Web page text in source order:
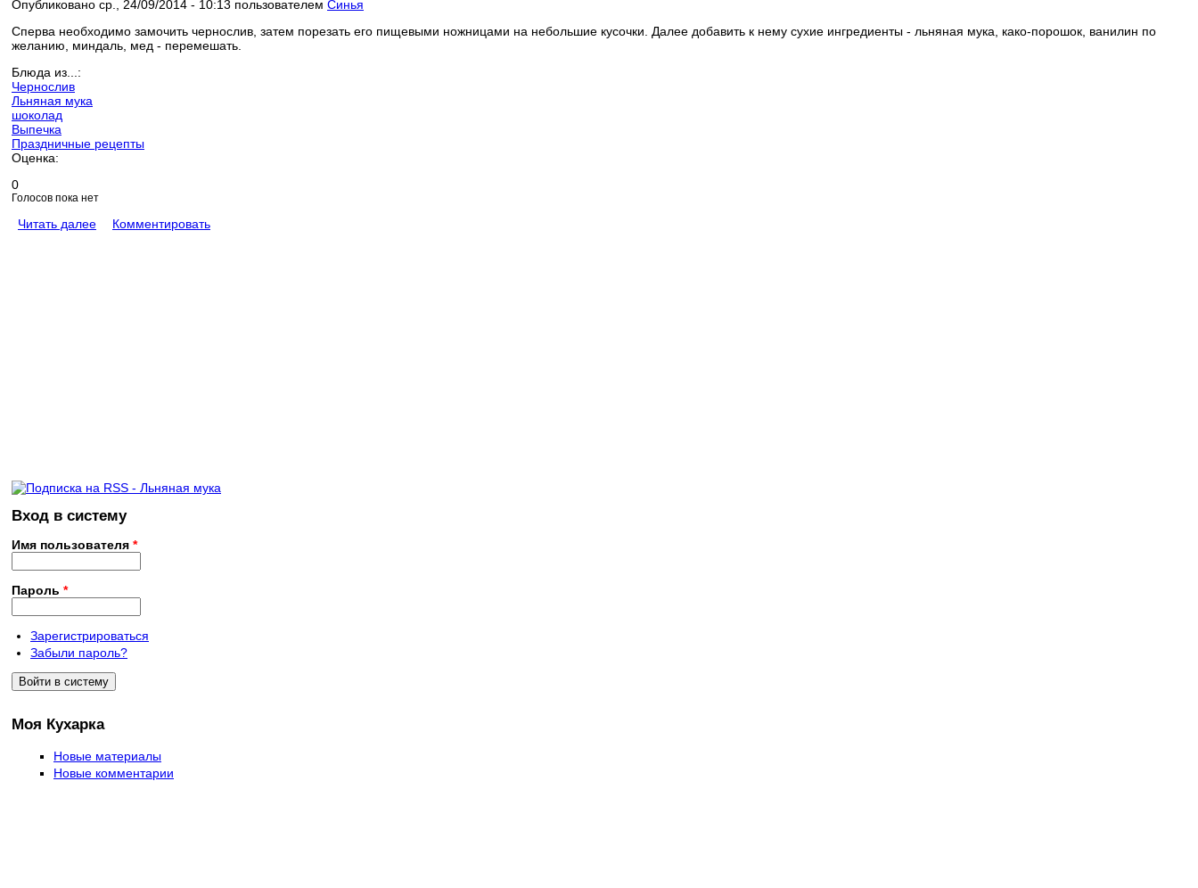
Опубликовано ср., 24/09/2014 - 10:13 пользователем Синья
Сперва необходимо замочить чернослив, затем порезать его пищевыми ножницами на небольшие кусочки. Далее добавить к нему сухие ингредиенты - льняная мука, како-порошок, ванилин по
желанию, миндаль, мед - перемешать.
Блюда из...:
Чернослив
Льняная мука
шоколад
Выпечка
Праздничные рецепты
Оценка:
0
Голосов пока нет
Читать далее Комментировать
Вход в систему
Имя пользователя *
Пароль *
Зарегистрироваться
Забыли пароль?
Моя Кухарка
Новые материалы
Новые комментарии